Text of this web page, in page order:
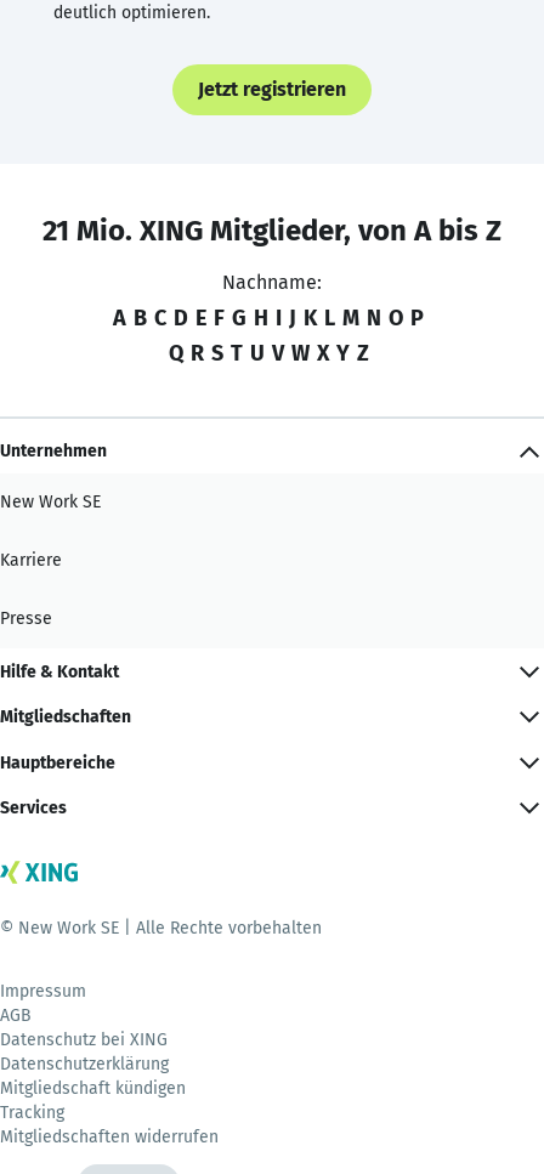
deutlich optimieren.
Jetzt registrieren
21 Mio. XING Mitglieder, von A bis Z
Nachname:
A B C D E F G H I J K L M N O P
Q R S T U V W X Y Z
Unternehmen
New Work SE
Karriere
Presse
Hilfe & Kontakt
Mitgliedschaften
Hauptbereiche
Services
© New Work SE | Alle Rechte vorbehalten
Impressum
AGB
Datenschutz bei XING
Datenschutzerklärung
Mitgliedschaft kündigen
Tracking
Mitgliedschaften widerrufen